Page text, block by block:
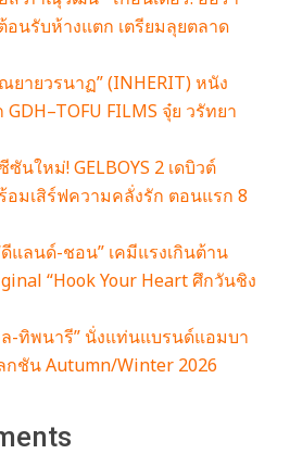
นรับห้างแตก เตรียมลุยตลาด
ยายวรนาฏ” (INHERIT) หนัง
FILMS จุ๋ย วรัทยา
ซันใหม่! GELBOYS 2 เดบิวต์
อมเสิร์ฟความคลั่งรัก ตอนแรก 8
ดีแลนด์-ชอน” เคมีแรงเกินต้าน
“Hook Your Heart ศึกวันชิง
ล-ทิพนารี” นั่งแท่นแบรนด์แอมบา
กชัน Autumn/Winter 2026